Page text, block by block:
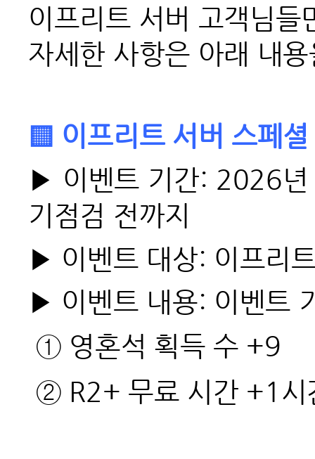
이프리트 서버 고객님
자세한 사항은 아래 내
▒ 이프리트 서버 스페
▶ 이벤트 기간: 2026
기점검 전까지
▶ 이벤트 대상: 이프리
▶ 이벤트 내용: 이벤트
① 영혼석 획득 수 +9
② R2+ 무료 시간 +1